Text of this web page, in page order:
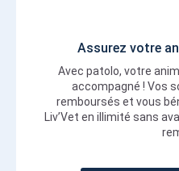
Assurez votre
Avec patolo, votre
accompagné ! Vos
remboursés et vous
Liv’Vet en illimité sans